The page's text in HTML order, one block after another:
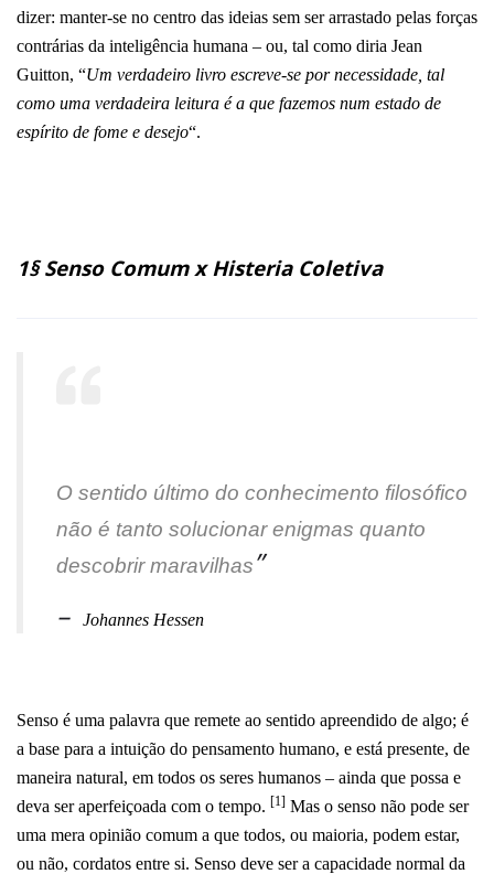
dizer: manter-se no centro das ideias sem ser arrastado pelas forças
contrárias da inteligência humana – ou, tal como diria Jean
Guitton, “Um verdadeiro livro escreve-se por necessidade, tal
como uma verdadeira leitura é a que fazemos num estado de
espírito de fome e desejo“.
1§ Senso Comum x Histeria Coletiva
O sentido último do conhecimento filosófico
não é tanto solucionar enigmas quanto
descobrir maravilhas”
–
Johannes Hessen
Senso é uma palavra que remete ao sentido apreendido de algo; é
a base para a intuição do pensamento humano, e está presente, de
maneira natural, em todos os seres humanos – ainda que possa e
deva ser aperfeiçoada com o tempo. [1] Mas o senso não pode ser
uma mera opinião comum a que todos, ou maioria, podem estar,
ou não, cordatos entre si. Senso deve ser a capacidade normal da